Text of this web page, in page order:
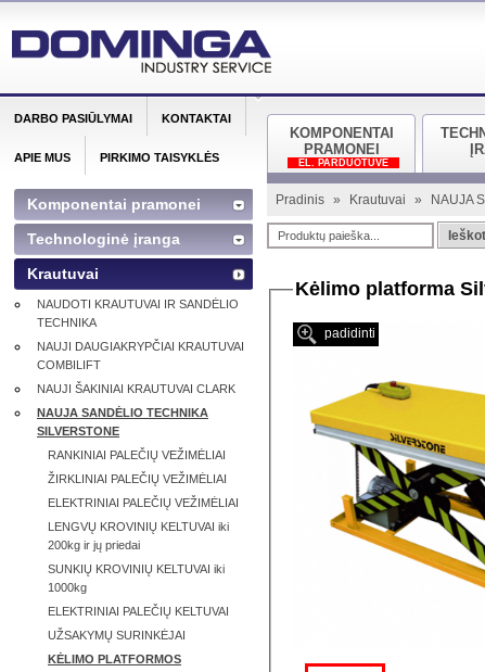
KOMPONENTAI
PRAMONEI
EL. PARDUOTUVĖ
Pradinis » Krautuvai » NAUJA
Kėlimo platforma
padidinti
DARBO PASIŪLYMAI KONTAKTAI
APIE MUS PIRKIMO TAISYKLĖS
Komponentai pramonei
Technologinė įranga
Krautuvai
NAUDOTI KRAUTUVAI IR SANDĖLIO
TECHNIKA
NAUJI DAUGIAKRYPČIAI KRAUTUVAI
COMBILIFT
NAUJI ŠAKINIAI KRAUTUVAI CLARK
NAUJA SANDĖLIO TECHNIKA
SILVERSTONE
RANKINIAI PALEČIŲ VEŽIMĖLIAI
ŽIRKLINIAI PALEČIŲ VEŽIMĖLIAI
ELEKTRINIAI PALEČIŲ VEŽIMĖLIAI
LENGVŲ KROVINIŲ KELTUVAI iki
200kg ir jų priedai
SUNKIŲ KROVINIŲ KELTUVAI iki
1000kg
ELEKTRINIAI PALEČIŲ KELTUVAI
UŽSAKYMŲ SURINKĖJAI
KĖLIMO PLATFORMOS